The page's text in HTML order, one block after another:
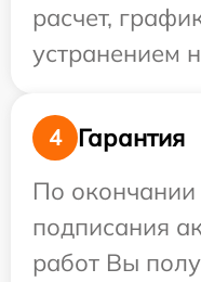
расчет,
устранением
4
Гарантия
По
подписания
работ Вы